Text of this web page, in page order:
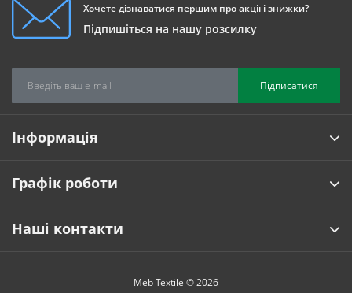
Хочете дізнаватися першим про акції і знижки?
Підпишіться на нашу розсилку
Підписатися
Інформація
Графік роботи
Наші контакти
Meb Textile © 2026